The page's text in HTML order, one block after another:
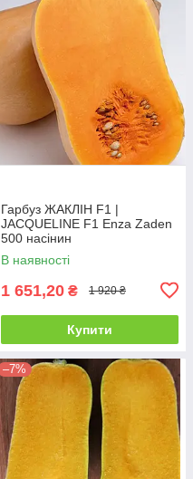
Гарбуз ЖАКЛІН F1 |
JACQUELINE F1 Enza Zaden
500 насінин
В наявності
1 651,20 ₴ 1 920 ₴
Купити
–7%